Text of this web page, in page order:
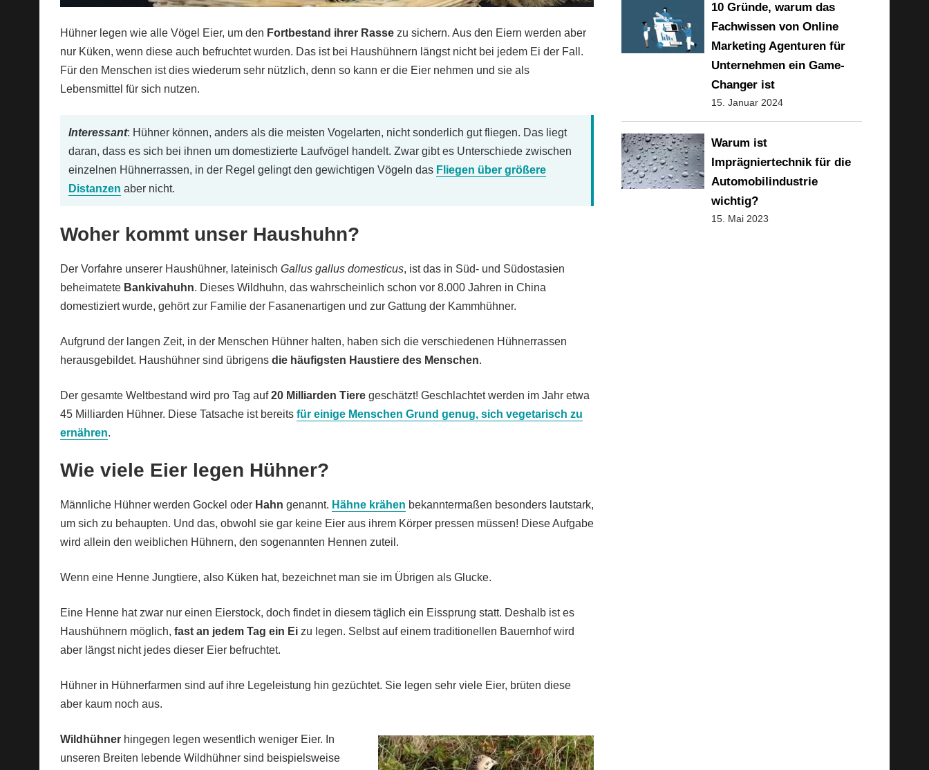
Hühner legen wie alle Vögel Eier, um den Fortbestand ihrer Rasse zu sichern. Aus den Eiern werden aber
nur Küken, wenn diese auch befruchtet wurden. Das ist bei Haushühnern längst nicht bei jedem Ei der Fall.
Für den Menschen ist dies wiederum sehr nützlich, denn so kann er die Eier nehmen und sie als
Lebensmittel für sich nutzen.
Interessant: Hühner können, anders als die meisten Vogelarten, nicht sonderlich gut fliegen. Das liegt
daran, dass es sich bei ihnen um domestizierte Laufvögel handelt. Zwar gibt es Unterschiede zwischen
einzelnen Hühnerrassen, in der Regel gelingt den gewichtigen Vögeln das Fliegen über größere
Distanzen aber nicht.
Woher kommt unser Haushuhn?
Der Vorfahre unserer Haushühner, lateinisch Gallus gallus domesticus, ist das in Süd- und Südostasien
beheimatete Bankivahuhn. Dieses Wildhuhn, das wahrscheinlich schon vor 8.000 Jahren in China
domestiziert wurde, gehört zur Familie der Fasanenartigen und zur Gattung der Kammhühner.
Aufgrund der langen Zeit, in der Menschen Hühner halten, haben sich die verschiedenen Hühnerrassen
herausgebildet. Haushühner sind übrigens die häufigsten Haustiere des Menschen.
Der gesamte Weltbestand wird pro Tag auf20 Milliarden Tiere geschätzt! Geschlachtet werden im Jahr etwa
45 Milliarden Hühner. Diese Tatsache ist bereits für einige Menschen Grund genug, sich vegetarisch zu
ernähren.
Wie viele Eier legen Hühner?
Männliche Hühner werden Gockel oder Hahn genannt. Hähne krähen bekanntermaßen besonders lautstark,
um sich zu behaupten. Und das, obwohl sie gar keine Eier aus ihrem Körper pressen müssen! Diese Aufgabe
wird allein den weiblichen Hühnern, den sogenannten Hennen zuteil.
Wenn eine Henne Jungtiere, also Küken hat, bezeichnet man sie im Übrigen als Glucke.
Eine Henne hat zwar nur einen Eierstock, doch findet in diesem täglich ein Eissprung statt. Deshalb ist es
Haushühnern möglich, fast an jedem Tag ein Ei zu legen. Selbst auf einem traditionellen Bauernhof wird
aber längst nicht jedes dieser Eier befruchtet.
Hühner in Hühnerfarmen sind auf ihre Legeleistung hin gezüchtet. Sie legen sehr viele Eier, brüten diese
aber kaum noch aus.
Wildhühner hingegen legen wesentlich weniger Eier. In
unseren Breiten lebende Wildhühner sind beispielsweise
10 Gründe, warum das
Fachwissen von Online
Marketing Agenturen für
Unternehmen ein Game-
Changer ist
15. Januar 2024
Warum ist
Imprägniertechnik für die
Automobilindustrie
wichtig?
15. Mai 2023